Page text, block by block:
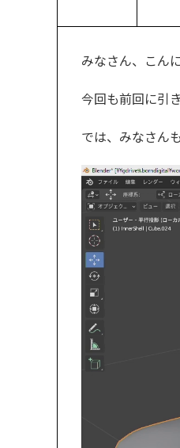
みなさん、こん
今回も前回に引
では、みなさん